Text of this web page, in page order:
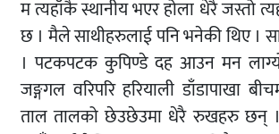
म त्यहाँकै स्थानीय भएर होला धेरै जस्तो
छ । मैले साथीहरुलाई पनि भनेकी थिए ।
। पटकपटक कुपिण्डे दह आउन मन
जङ्गगल वरिपरि हरियाली डाँडापाखा
ताल तालको छेउछेउमा धेरै रुखहरु छन्